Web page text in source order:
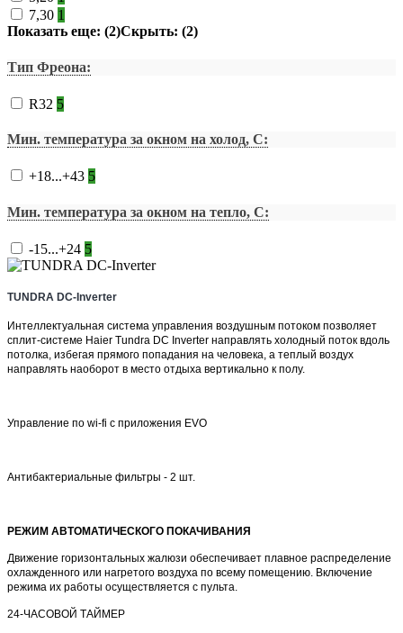
7,30 1
Показать еще: (2)Скрыть: (2)
Тип Фреона:
R32 5
Мин. температура за окном на холод, С:
+18...+43 5
Мин. температура за окном на тепло, С:
-15...+24 5
TUNDRA DC-Inverter
Интеллектуальная система управления воздушным потоком позволяет
сплит-системе Haier Tundra DC Inverter направлять холодный поток вдоль
потолка, избегая прямого попадания на человека, а теплый воздух
направлять наоборот в место отдыха вертикально к полу.
Управление по wi-fi с приложения EVO
Антибактериальные фильтры - 2 шт.
РЕЖИМ АВТОМАТИЧЕСКОГО ПОКАЧИВАНИЯ
Движение горизонтальных жалюзи обеспечивает плавное распределение
охлажденного или нагретого воздуха по всему помещению. Включение
режима их работы осуществляется с пульта.
24-ЧАСОВОЙ ТАЙМЕР